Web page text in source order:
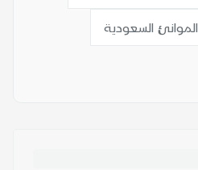
الموانئ السعودية